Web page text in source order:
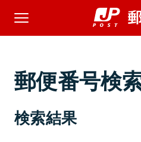
郵便番号検
検索結果